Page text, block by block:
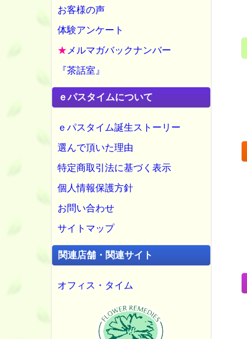
お客様の声
体験アンケート
★ メルマガバックナンバー
『茶話室』
ｅパスタイムについて
ｅパスタイム誕生ストーリー
選んで頂いた理由
特定商取引法に基づく表示
個人情報保護方針
お問い合わせ
サイトマップ
関連店舗・関連サイト
オフィス・タイム